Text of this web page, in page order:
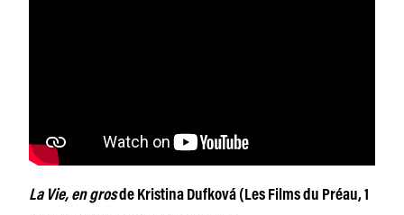
La Vie, en grosde Kristina Dufková (Les Films du Préau, 1